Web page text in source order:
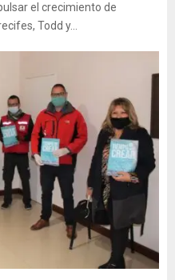
el crecimiento de
Todd y...